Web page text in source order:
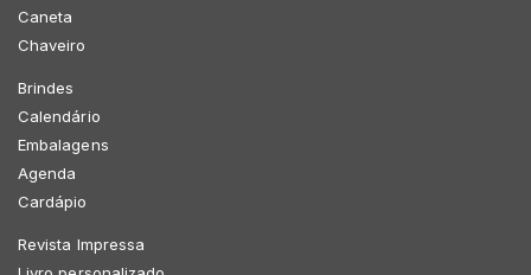
Caneta
Chaveiro
Brindes
Calendário
Embalagens
Agenda
Cardápio
Revista Impressa